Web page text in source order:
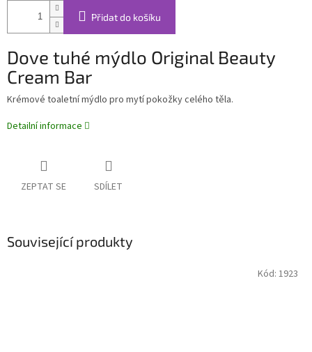
Přidat do košíku
Dove tuhé mýdlo Original Beauty
Cream Bar
Krémové toaletní mýdlo pro mytí pokožky celého těla.
Detailní informace
ZEPTAT SE SDÍLET
Související produkty
Kód: 1923